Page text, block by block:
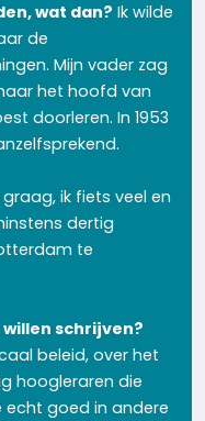
wat dan? Ik wilde
de
Mijn vader zag
het hoofd van
doorleren. In 1953
ik fiets veel en
dertig
te
schrijven?
beleid, over het
hoogleraren die
echt goed in andere